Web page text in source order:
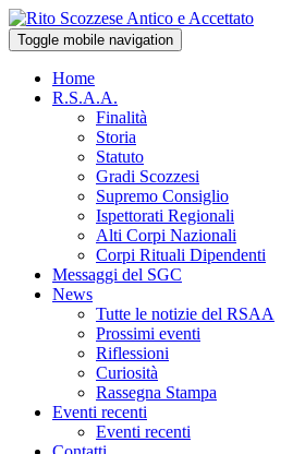
Toggle mobile navigation
Home
R.S.A.A.
Finalità
Storia
Statuto
Gradi Scozzesi
Supremo Consiglio
Ispettorati Regionali
Alti Corpi Nazionali
Corpi Rituali Dipendenti
Messaggi del SGC
News
Tutte le notizie del RSAA
Prossimi eventi
Riflessioni
Curiosità
Rassegna Stampa
Eventi recenti
Eventi recenti